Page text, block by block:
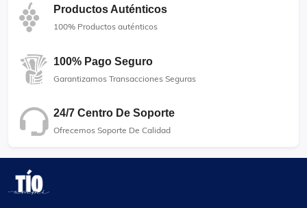
Productos Auténticos
100% Productos auténticos
100% Pago Seguro
Garantizamos Transacciones Seguras
24/7 Centro De Soporte
Ofrecemos Soporte De Calidad